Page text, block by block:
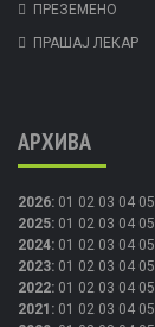
ПРЕЗЕМЕНО
ПРАШАЈ ЛЕКАР
АРХИВА
2026: 01 02 03 04 05
2025: 01 02 03 04 05
2024: 01 02 03 04 05
2023: 01 02 03 04 05
2022: 01 02 03 04 05
2021 : 01 02 03 04 05